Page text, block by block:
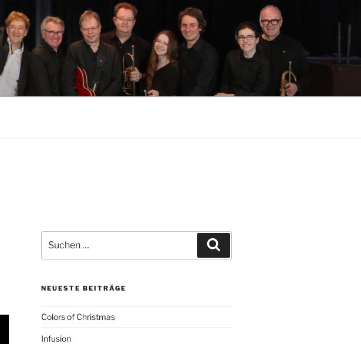
nach:
NEUESTE BEITRÄGE
Colors of Christmas
Infusion